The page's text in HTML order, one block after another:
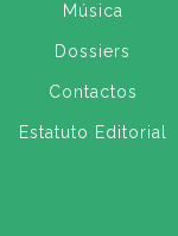
Música
Dossiers
Contactos
Estatuto Editorial